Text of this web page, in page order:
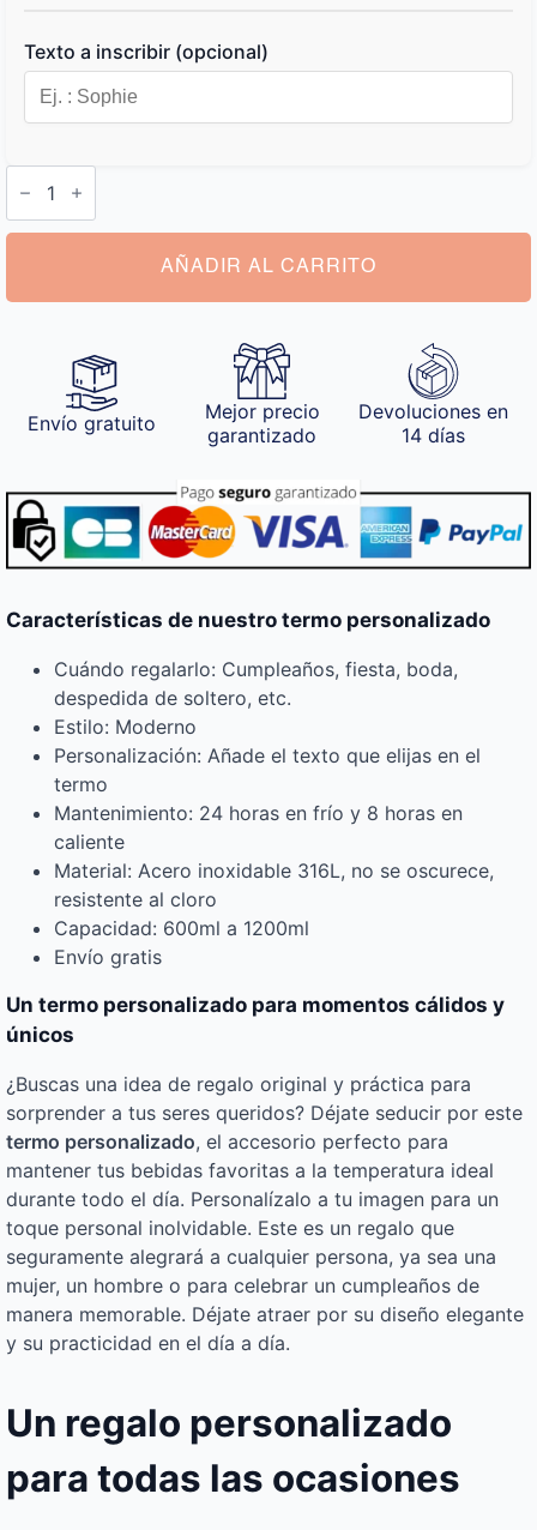
Texto a inscribir (opcional)
Termo
Personalizado
cantidad
AÑADIR AL CARRITO
Envío gratuito
Mejor precio
garantizado
Devoluciones en
14 días
Características de nuestro termo personalizado
Cuándo regalarlo: Cumpleaños, fiesta, boda,
despedida de soltero, etc.
Estilo: Moderno
Personalización: Añade el texto que elijas en el
termo
Mantenimiento: 24 horas en frío y 8 horas en
caliente
Material: Acero inoxidable 316L, no se oscurece,
resistente al cloro
Capacidad: 600ml a 1200ml
Envío gratis
Un termo personalizado para momentos cálidos y
únicos
¿Buscas una idea de regalo original y práctica para
sorprender a tus seres queridos? Déjate seducir por este
termo personalizado, el accesorio perfecto para
mantener tus bebidas favoritas a la temperatura ideal
durante todo el día. Personalízalo a tu imagen para un
toque personal inolvidable. Este es un regalo que
seguramente alegrará a cualquier persona, ya sea una
mujer, un hombre o para celebrar un cumpleaños de
manera memorable. Déjate atraer por su diseño elegante
y su practicidad en el día a día.
Un regalo personalizado
para todas las ocasiones